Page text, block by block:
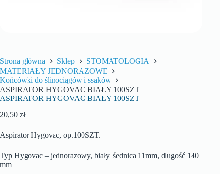
Strona główna Sklep
STOMATOLOGIA
MATERIAŁY JEDNORAZOWE
Końcówki do ślinociągów i ssaków
ASPIRATOR HYGOVAC BIAŁY 100SZT
ASPIRATOR HYGOVAC BIAŁY 100SZT
20,50 zł
Aspirator Hygovac, op.100SZT.
Typ Hygovac – jednorazowy, biały, śednica 11mm, dlugość 140
mm